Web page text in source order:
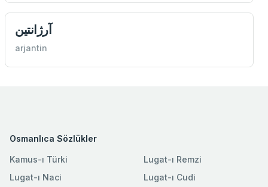
آرژانتین
arjantin
Osmanlıca Sözlükler
Kamus-ı Türki
Lugat-ı Naci
Lugat-ı Remzi
Lugat-ı Cudi